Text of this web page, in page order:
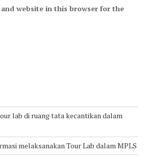
and website in this browser for the
lab di ruang tata kecantikan dalam
melaksanakan Tour Lab dalam MPLS